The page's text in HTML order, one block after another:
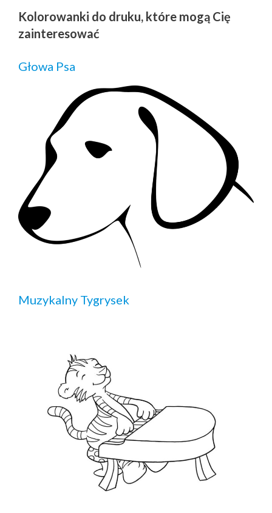
Kolorowanki do druku, które mogą Cię
zainteresować
Głowa Psa
Muzykalny Tygrysek